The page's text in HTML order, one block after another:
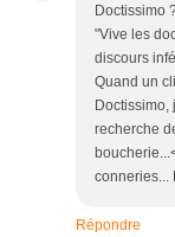
Doctissimo
"Vive les
discours
Quand un
recherche
conneries...
Répondre